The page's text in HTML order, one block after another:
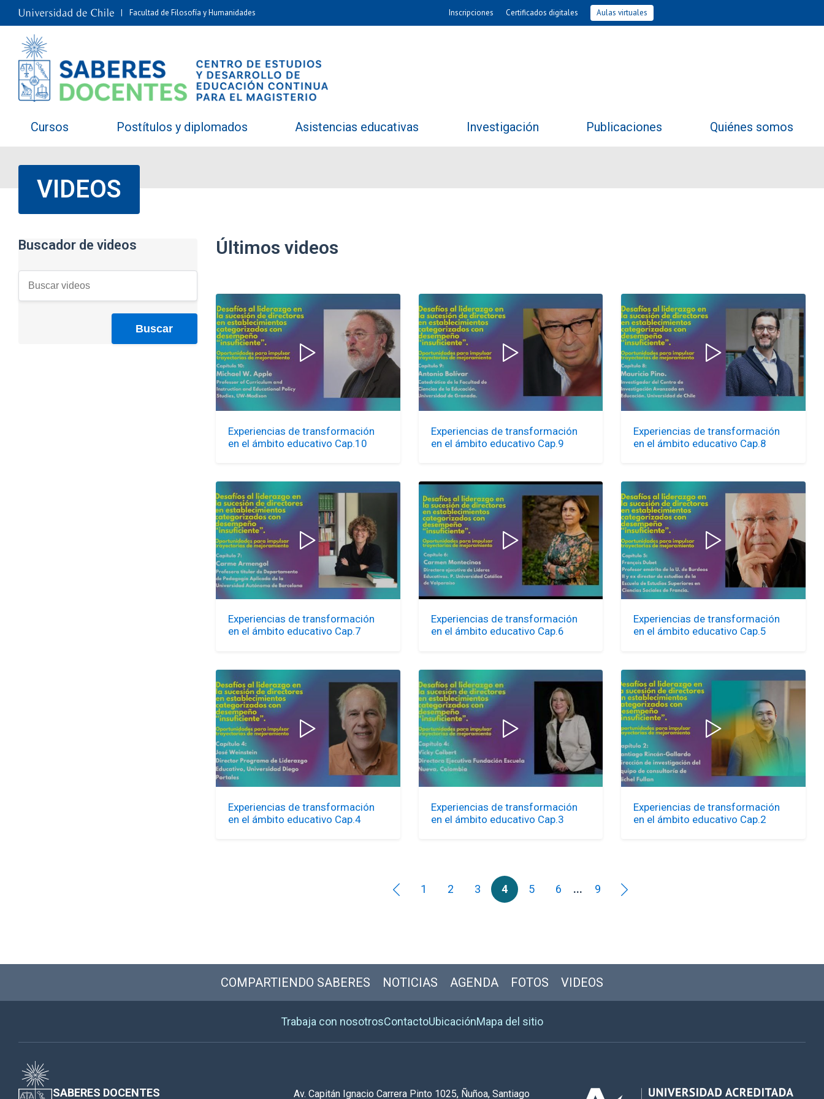
Facultad de Filosofía y Humanidades Inscripciones Certificados digitales Aulas virtuales
Cursos Postítulos y diplomados Asistencias educativas Investigación Publicaciones Quiénes somos
VIDEOS
Últimos videos
Experiencias de transformación
en el ámbito educativo Cap.10
Experiencias de transformación
en el ámbito educativo Cap.9
Experiencias de transformación
en el ámbito educativo Cap.8
Experiencias de transformación
en el ámbito educativo Cap.7
Experiencias de transformación
en el ámbito educativo Cap.6
Experiencias de transformación
en el ámbito educativo Cap.5
Experiencias de transformación
en el ámbito educativo Cap.4
Experiencias de transformación
en el ámbito educativo Cap.3
Experiencias de transformación
en el ámbito educativo Cap.2
1 2 3 4 5 6 ... 9
Buscador de videos
COMPARTIENDO SABERES NOTICIAS AGENDA FOTOS VIDEOS
Trabaja con nosotrosContactoUbicaciónMapa del sitio
SABERES DOCENTES Av. Capitán Ignacio Carrera Pinto 1025, Ñuñoa, Santiago